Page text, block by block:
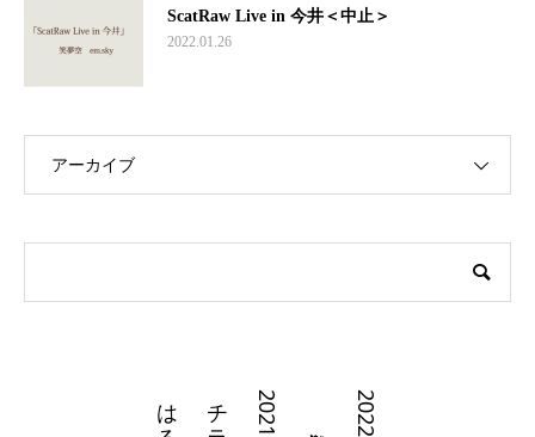
ScatRaw Live in 今井＜中止＞
2022.01.26
アーカイブ